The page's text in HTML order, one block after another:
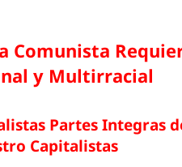
Comunista
y Multirracial
Partes Integras
Capitalistas